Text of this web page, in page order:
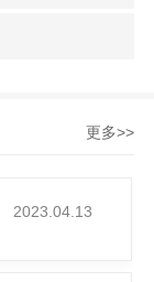
更多>>
2023.04.13